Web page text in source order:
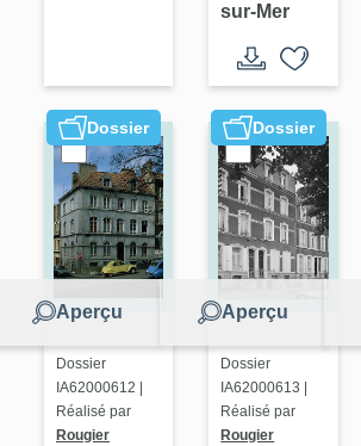
sur-Mer
Dossier
Aperçu
Dossier
IA62000612 |
Réalisé par
Rougier
Dossier
Aperçu
Dossier
IA62000613 |
Réalisé par
Rougier